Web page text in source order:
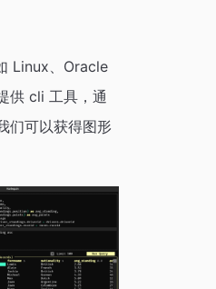
Linux、Oracle
供 cli 工具，通
们可以获得图形